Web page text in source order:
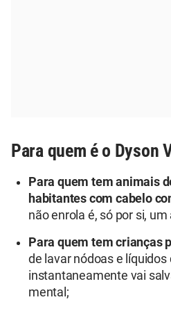
Para quem é o Dyson
Para quem tem animais
habitantes com cabelo
não enrola é, só por si,
Para quem tem crianças
de lavar nódoas e
instantaneamente vai
mental;